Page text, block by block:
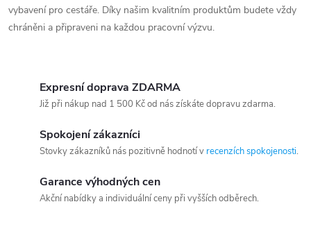
vybavení pro cestáře. Díky našim kvalitním produktům budete vždy
chráněni a připraveni na každou pracovní výzvu.
Expresní doprava ZDARMA
Již při nákup nad 1 500 Kč od nás získáte dopravu zdarma.
Spokojení zákazníci
Stovky zákazníků nás pozitivně hodnotí v recenzích spokojenosti.
Garance výhodných cen
Akční nabídky a individuální ceny při vyšších odběrech.